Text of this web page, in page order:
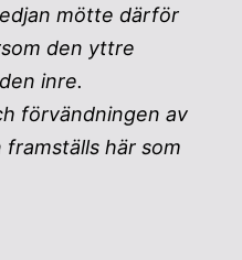
mötte därför
den yttre
inre.
förvändningen av
här som